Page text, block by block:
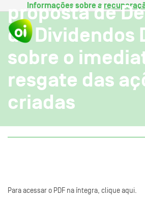
Informações sobre a
proposta de
de Dividendos
sobre o
resgate das
criadas
Para acessar o PDF na íntegra, clique aqui.